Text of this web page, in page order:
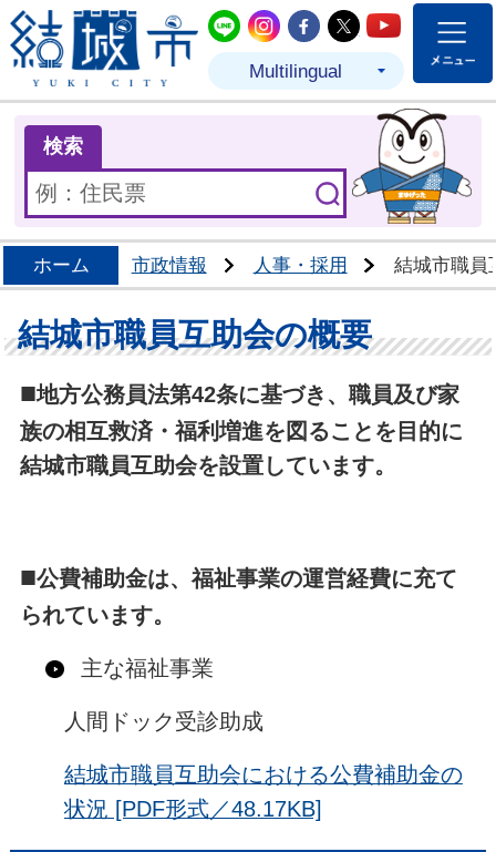
結城市公式LINE
結城市公式Instagram
結城市公式
結城市公式
結城市
Multilingual
検索
ホーム 市政情報 人事・採用 結城市職員
結城市職員互助会の概要
■地方公務員法第42条に基づき、職員及び家
族の相互救済・福利増進を図ることを目的に
結城市職員互助会を設置しています。
■公費補助金は、福祉事業の運営経費に充て
られています。
主な福祉事業
人間ドック受診助成
結城市職員互助会における公費補助金の
状況 [PDF形式／48.17KB]